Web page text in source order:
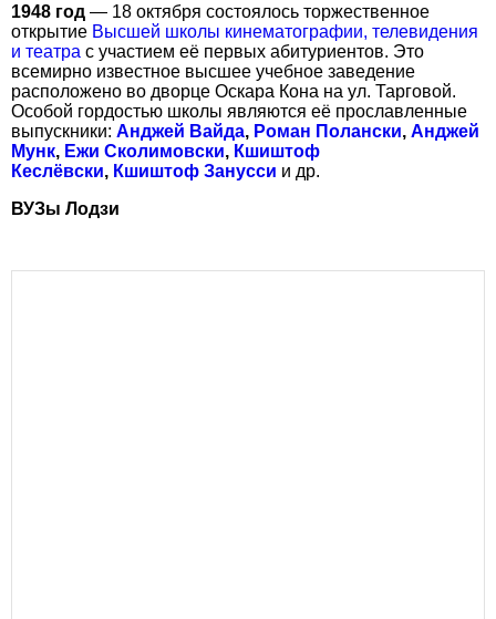
1948 год — 18 октября состоялось торжественное
открытие Высшей школы кинематографии, телевидения
и театра с участием её первых абитуриентов. Это
всемирно известное высшее учебное заведение
расположено во дворце Оскара Кона на ул. Тарговой.
Особой гордостью школы являются её прославленные
выпускники: Анджей Вайда, Роман Полански, Анджей
Мунк, Ежи Сколимовски, Кшиштоф
Кеслёвски, Кшиштоф Занусси и др.
ВУЗы Лодзи